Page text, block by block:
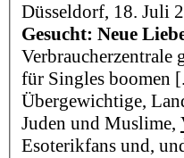
Düsseldorf, 18. Juli
Gesucht: Neue
Verbraucherzentrale
für Singles boomen
Übergewichtige,
Juden und Muslime,
Esoterikfans und,